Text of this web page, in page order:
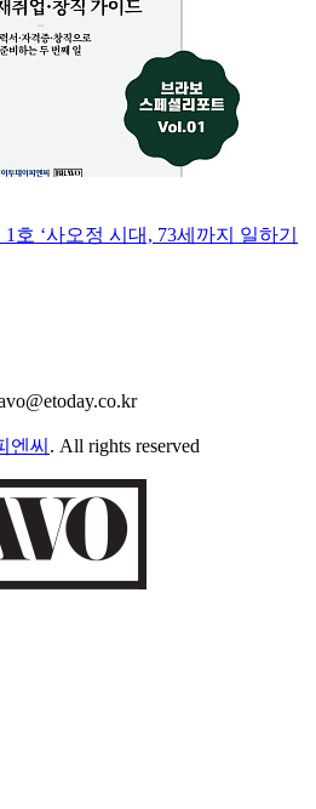
호 ‘사오정 시대, 73세까지 일하기
엔씨 . All rights reserved